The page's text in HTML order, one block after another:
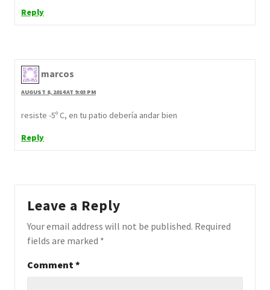
Reply
marcos
AUGUST 8, 2014 AT 9:03 PM
resiste -5º C, en tu patio debería andar bien
Reply
Leave a Reply
Your email address will not be published. Required
fields are marked *
Comment*